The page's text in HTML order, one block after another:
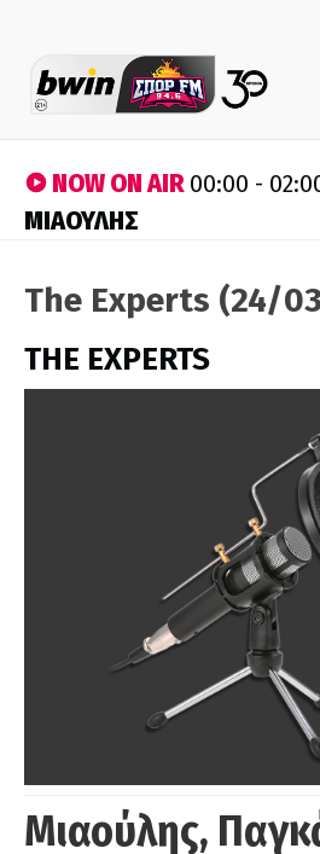
NOW ON AIR00:00 -
ΜΙΑΟΥΛΗΣ
The Experts (24/
THE EXPERTS
Μιαούλης,